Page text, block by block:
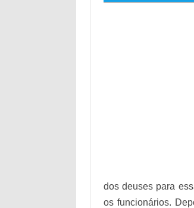
dos deuses para
os funcionários.